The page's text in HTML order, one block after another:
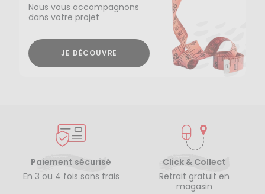
Nous vous accompagnons
dans votre projet
JE DÉCOUVRE
Paiement sécurisé
En 3 ou 4 fois sans frais
Click & Collect
Retrait gratuit en
magasin